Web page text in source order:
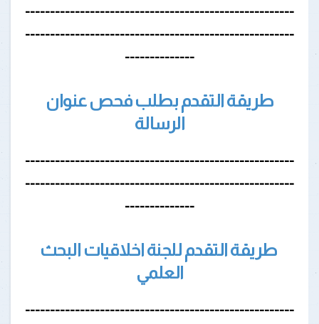
------------------------------------------------------
------------------------------------------------------
--------------
طريقة التقدم بطلب فحص عنوان
الرسالة
------------------------------------------------------
------------------------------------------------------
--------------
طريقة التقدم للجنة اخلاقيات البحث
العلمي
------------------------------------------------------